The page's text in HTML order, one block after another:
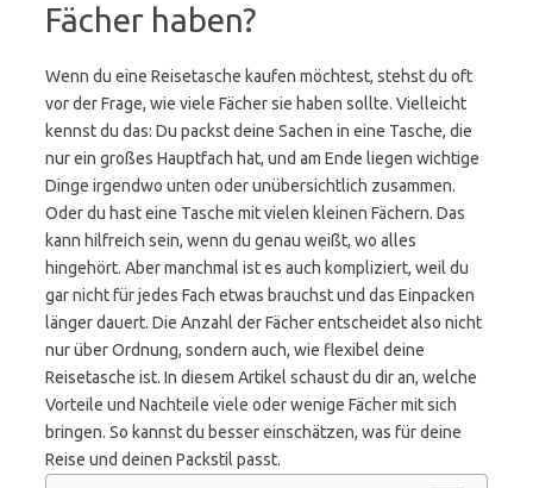
Fächer haben?
Wenn du eine Reisetasche kaufen möchtest, stehst du oft
vor der Frage, wie viele Fächer sie haben sollte. Vielleicht
kennst du das: Du packst deine Sachen in eine Tasche, die
nur ein großes Hauptfach hat, und am Ende liegen wichtige
Dinge irgendwo unten oder unübersichtlich zusammen.
Oder du hast eine Tasche mit vielen kleinen Fächern. Das
kann hilfreich sein, wenn du genau weißt, wo alles
hingehört. Aber manchmal ist es auch kompliziert, weil du
gar nicht für jedes Fach etwas brauchst und das Einpacken
länger dauert. Die Anzahl der Fächer entscheidet also nicht
nur über Ordnung, sondern auch, wie flexibel deine
Reisetasche ist. In diesem Artikel schaust du dir an, welche
Vorteile und Nachteile viele oder wenige Fächer mit sich
bringen. So kannst du besser einschätzen, was für deine
Reise und deinen Packstil passt.